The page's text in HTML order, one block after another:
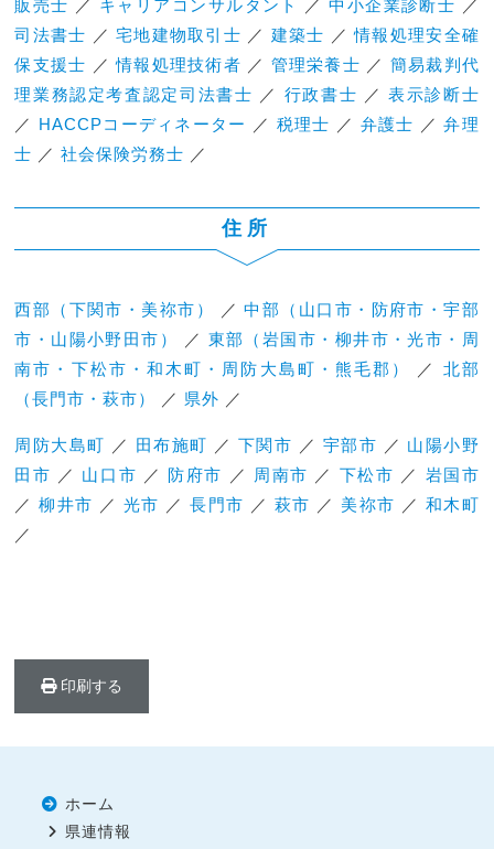
販売士 ／ キャリアコンサルタント ／中小企業診断士 ／
司法書士 ／宅地建物取引士 ／ 建築士 ／情報処理安全確
保支援士 ／情報処理技術者 ／ 管理栄養士 ／ 簡易裁判代
理業務認定考査認定司法書士 ／ 行政書士 ／表示診断士
／ HACCPコーディネーター ／ 税理士 ／ 弁護士 ／弁理
士 ／社会保険労務士 ／
住所
西部（下関市・美祢市） ／中部（山口市・防府市・宇部
市・山陽小野田市）
／ 東部（岩国市・柳井市・光市・周
南市・下松市・和木町・周防大島町・熊毛郡）
／ 北部
（長門市・萩市）
／ 県外 ／
周防大島町 ／ 田布施町 ／下関市 ／ 宇部市 ／ 山陽小野
田市 ／ 山口市 ／ 防府市 ／ 周南市 ／ 下松市 ／ 岩国市
／柳井市 ／ 光市 ／長門市 ／ 萩市 ／ 美祢市 ／ 和木町
／
印刷する
ホーム
県連情報